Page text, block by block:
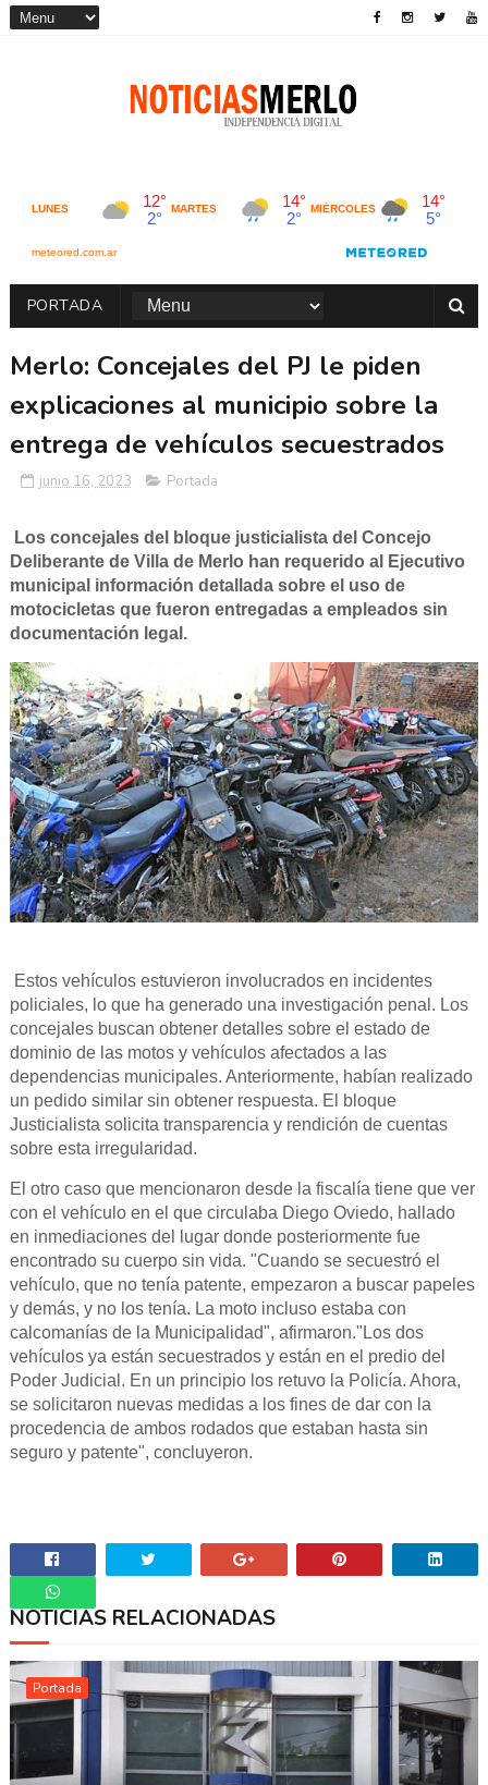
PORTADA
Merlo: Concejales del PJ le piden
explicaciones al municipio sobre la
entrega de vehículos secuestrados
junio 16, 2023 Portada
Los concejales del bloque justicialista del Concejo
Deliberante de Villa de Merlo han requerido al Ejecutivo
municipal información detallada sobre el uso de
motocicletas que fueron entregadas a empleados sin
documentación legal.
Estos vehículos estuvieron involucrados en incidentes
policiales, lo que ha generado una investigación penal. Los
concejales buscan obtener detalles sobre el estado de
dominio de las motos y vehículos afectados a las
dependencias municipales. Anteriormente, habían realizado
un pedido similar sin obtener respuesta. El bloque
Justicialista solicita transparencia y rendición de cuentas
sobre esta irregularidad.
El otro caso que mencionaron desde la fiscalía tiene que ver
con el vehículo en el que circulaba Diego Oviedo, hallado
en inmediaciones del lugar donde posteriormente fue
encontrado su cuerpo sin vida. "Cuando se secuestró el
vehículo, que no tenía patente, empezaron a buscar papeles
y demás, y no los tenía. La moto incluso estaba con
calcomanías de la Municipalidad", afirmaron."Los dos
vehículos ya están secuestrados y están en el predio del
Poder Judicial. En un principio los retuvo la Policía. Ahora,
se solicitaron nuevas medidas a los fines de dar con la
procedencia de ambos rodados que estaban hasta sin
seguro y patente", concluyeron.
Whatsapp
NOTICIAS RELACIONADAS
Portada